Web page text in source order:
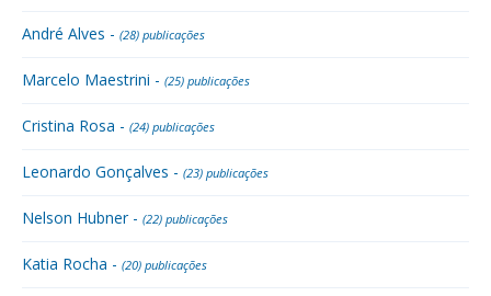
André Alves - (28) publicações
Marcelo Maestrini - (25) publicações
Cristina Rosa - (24) publicações
Leonardo Gonçalves - (23) publicações
Nelson Hubner - (22) publicações
Katia Rocha - (20) publicações